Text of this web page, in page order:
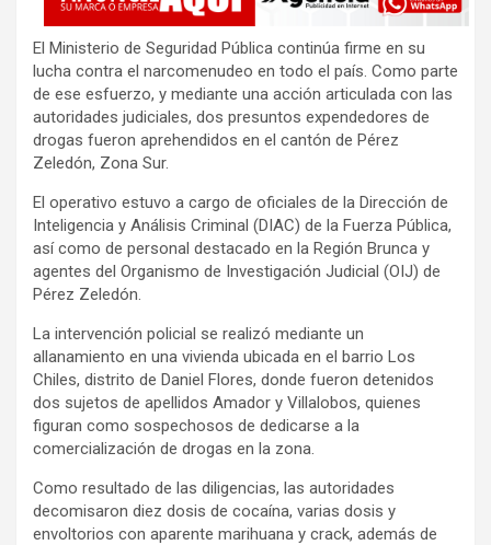
El Ministerio de Seguridad Pública continúa firme en su
lucha contra el narcomenudeo en todo el país. Como parte
de ese esfuerzo, y mediante una acción articulada con las
autoridades judiciales, dos presuntos expendedores de
drogas fueron aprehendidos en el cantón de Pérez
Zeledón, Zona Sur.
El operativo estuvo a cargo de oficiales de la Dirección de
Inteligencia y Análisis Criminal (DIAC) de la Fuerza Pública,
así como de personal destacado en la Región Brunca y
agentes del Organismo de Investigación Judicial (OIJ) de
Pérez Zeledón.
La intervención policial se realizó mediante un
allanamiento en una vivienda ubicada en el barrio Los
Chiles, distrito de Daniel Flores, donde fueron detenidos
dos sujetos de apellidos Amador y Villalobos, quienes
figuran como sospechosos de dedicarse a la
comercialización de drogas en la zona.
Como resultado de las diligencias, las autoridades
decomisaron diez dosis de cocaína, varias dosis y
envoltorios con aparente marihuana y crack, además de